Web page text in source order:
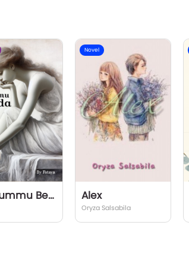
Senyummu Berbeda
Novel
Alex
Oryza Salsabila